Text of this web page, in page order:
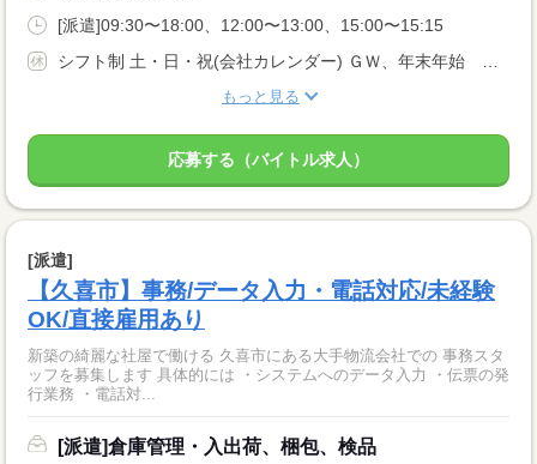
[派遣]09:30〜18:00、12:00〜13:00、15:00〜15:15
もっと見る
応募する（バイトル求人）
[派遣]
【久喜市】事務/データ入力・電話対応/未経験
OK/直接雇用あり
新築の綺麗な社屋で働ける 久喜市にある大手物流会社での 事務スタ
ッフを募集します 具体的には ・システムへのデータ入力 ・伝票の発
行業務 ・電話対...
[派遣]倉庫管理・入出荷、梱包、検品